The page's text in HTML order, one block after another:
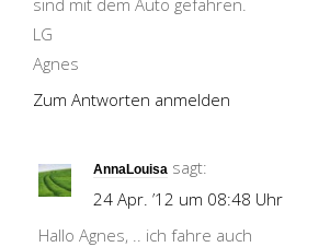
sind mit dem Auto gefahren.
LG
Agnes
Zum Antworten anmelden
AnnaLouisa sagt:
24 Apr. ’12 um 08:48 Uhr
Hallo Agnes, .. ich fahre auch